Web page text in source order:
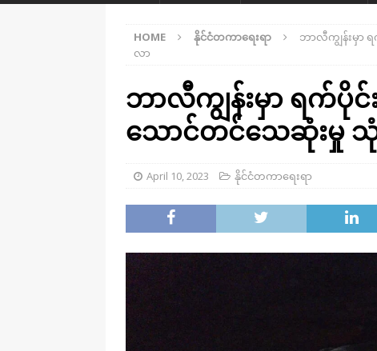
HOME နိုင်ငံတကာရေးရာ
ဘာလီကျွန်းမှာ
လာ
ဘာလီကျွန်းမှာ ရက်ပို
သောင်တင်သေဆုံးမှု
April 10, 2023 နိုင်ငံတကာရေးရာ